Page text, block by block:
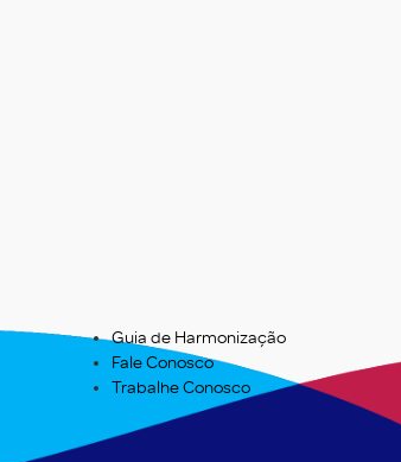
Guia de Harmonização
Fale Conosco
Trabalhe Conosco